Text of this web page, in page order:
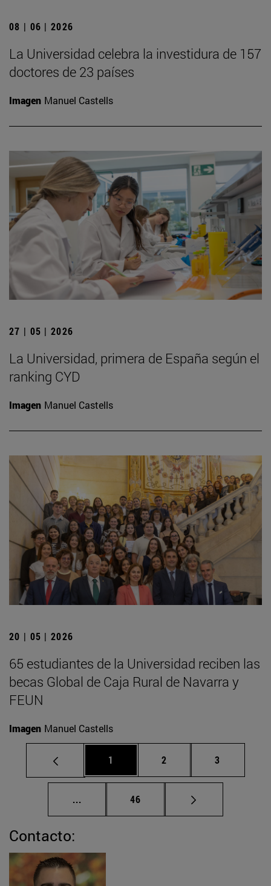
08 | 06 | 2026
La Universidad celebra la investidura de 157
doctores de 23 países
Imagen Manuel Castells
27 | 05 | 2026
La Universidad, primera de España según el
ranking CYD
Imagen Manuel Castells
20 | 05 | 2026
65 estudiantes de la Universidad reciben las
becas Global de Caja Rural de Navarra y
FEUN
Imagen Manuel Castells
Página
1 Página
2 Página
3
... Páginas intermedias Use TAB para
Página
46
Contacto: